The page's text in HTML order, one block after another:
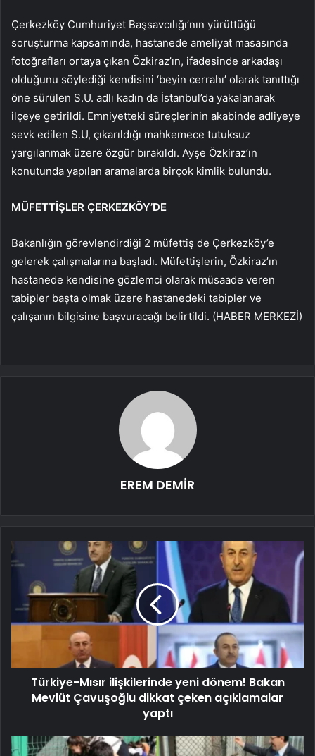
Çerkezköy Cumhuriyet Başsavcılığı’nın yürüttüğü
soruşturma kapsamında, hastanede ameliyat masasında
fotoğrafları ortaya çıkan Özkiraz’ın, ifadesinde arkadaşı
olduğunu söylediği kendisini ‘beyin cerrahı’ olarak tanıttığı
öne sürülen S.U. adlı kadın da İstanbul’da yakalanarak
ilçeye getirildi. Emniyetteki süreçlerinin akabinde adliyeye
sevk edilen S.U, çıkarıldığı mahkemece tutuksuz
yargılanmak üzere özgür bırakıldı. Ayşe Özkiraz’ın
konutunda yapılan aramalarda birçok kimlik bulundu.
MÜFETTİŞLER ÇERKEZKÖY’DE
Bakanlığın görevlendirdiği 2 müfettiş de Çerkezköy’e
gelerek çalışmalarına başladı. Müfettişlerin, Özkiraz’ın
hastanede kendisine gözlemci olarak müsaade veren
tabipler başta olmak üzere hastanedeki tabipler ve
çalışanın bilgisine başvuracağı belirtildi. (HABER MERKEZİ)
EREM DEMİR
Türkiye-Mısır ilişkilerinde yeni dönem! Bakan
Mevlüt Çavuşoğlu dikkat çeken açıklamalar
yaptı